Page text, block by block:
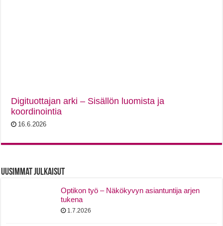
Digituottajan arki – Sisällön luomista ja
koordinointia
16.6.2026
Uusimmat Julkaisut
Optikon työ – Näkökyvyn asiantuntija arjen
tukena
1.7.2026